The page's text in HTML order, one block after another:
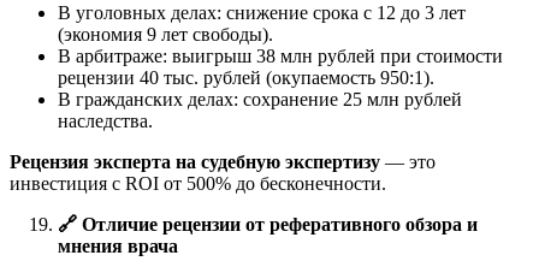
В уголовных делах: снижение срока с 12 до 3 лет
(экономия 9 лет свободы).
В арбитраже: выигрыш 38 млн рублей при стоимости
рецензии 40 тыс. рублей (окупаемость 950:1).
В гражданских делах: сохранение 25 млн рублей
наследства.
Рецензия эксперта на судебную экспертизу — это
инвестиция с ROI от 500% до бесконечности.
🔗 Отличие рецензии от реферативного обзора и
мнения врача